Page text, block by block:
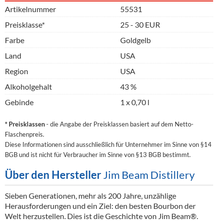
Artikelnummer
55531
Preisklasse*
25 - 30 EUR
Farbe
Goldgelb
Land
USA
Region
USA
Alkoholgehalt
43 %
Gebinde
1 x 0,70 l
* Preisklassen- die Angabe der Preisklassen basiert auf dem Netto-
Flaschenpreis.
Diese Informationen sind ausschließlich für Unternehmer im Sinne von §14
BGB und ist nicht für Verbraucher im Sinne von §13 BGB bestimmt.
Über den HerstellerJim Beam Distillery
Sieben Generationen, mehr als 200 Jahre, unzählige
Herausforderungen und ein Ziel: den besten Bourbon der
Welt herzustellen. Dies ist die Geschichte von Jim Beam®.